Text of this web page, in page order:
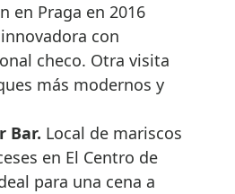
en Praga en 2016
con
checo. Otra visita
más modernos y
Bar. Local de mariscos
en El Centro de
para una cena a